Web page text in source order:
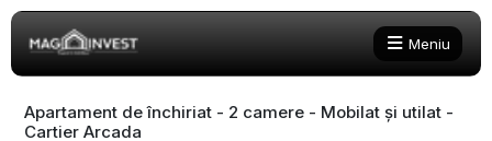
Meniu
Apartament de închiriat - 2 camere - Mobilat și utilat -
Cartier Arcada